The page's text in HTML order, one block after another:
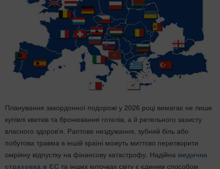
Планування закордонної подорожі у 2026 році вимагає не лише
купівлі квитків та бронювання готелів, а й ретельного захисту
власного здоров'я. Раптове нездужання, зубний біль або
побутова травма в іншій країні можуть миттєво перетворити
омріяну відпустку на фінансову катастрофу. Надійна медична
страховка в ЄС та інших куточках світу є єдиним способом